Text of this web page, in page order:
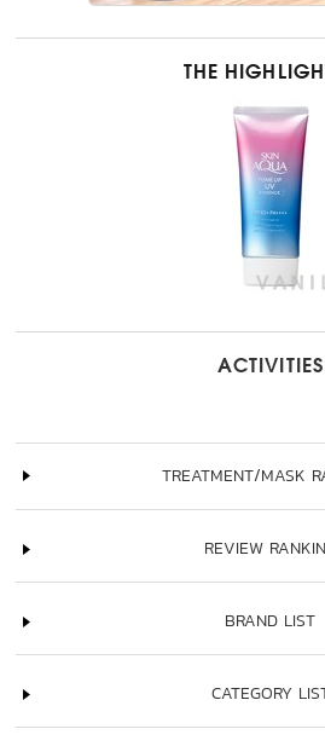
THE
ACTIVITIES
TREATMENT/MASK
REVIEW
BRAND LIST
CATEGORY